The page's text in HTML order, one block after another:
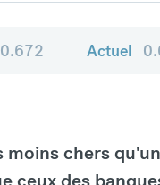
0.672 Actuel
chers
ceux des